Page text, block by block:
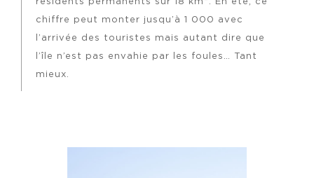
chiffre peut monter jusqu’à 1 000 avec
l’arrivée des touristes mais autant dire que
l’île n’est pas envahie par les foules… Tant
mieux.